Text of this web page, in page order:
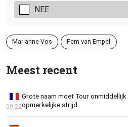
NEE
Marianne Vos Fem van Empel
Meest recent
Grote naam moet Tour onmiddellijk
opmerkelijke strijd
09:22